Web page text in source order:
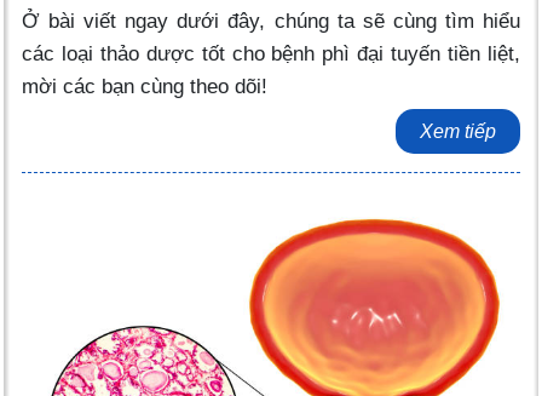
Ở bài viết ngay dưới đây, chúng ta sẽ cùng tìm hiểu
các loại thảo dược tốt cho bệnh phì đại tuyến tiền liệt,
mời các bạn cùng theo dõi!
Xem tiếp